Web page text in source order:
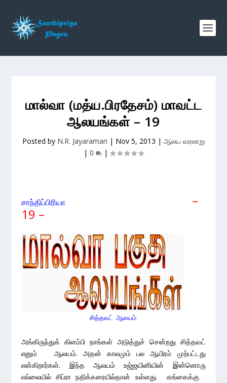
மால்வா (மத்ய.பிரதேசம்) மாவட்ட
ஆலயங்கள் – 19
Posted by N.R. Jayaraman | Nov 5, 2013 | ஆலய வரலாறு
| 0 |
சாந்திப்பிரியா
–
19 –
சித்தவட் ஆலயம்
அங்கிருந்துக் கிளம்பி நாங்கள் அடுத்துச் சென்றது சித்தவட்
எனும் ஆலயம். அதன் காலமும் பல ஆயிரம் முற்பட்டது
என்கிறார்கள். இந்த ஆலயம் உஜ்ஜயினியின் இன்னொரு
எல்லையில் சிப்ரா நதிக்கரையில்தான் உள்ளது. கங்கைக்கு